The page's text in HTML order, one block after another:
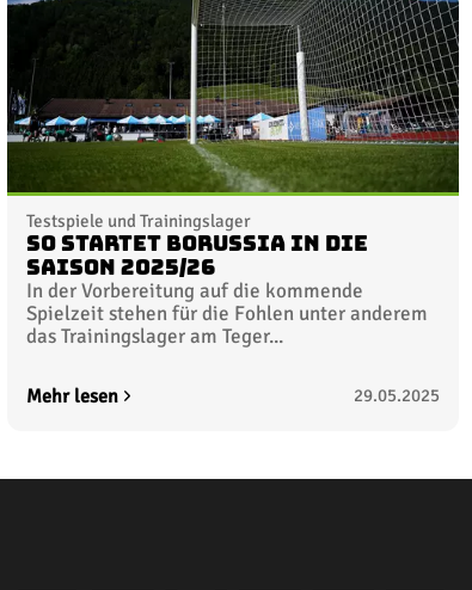
Testspiele und Trainingslager
So startet Borussia in die
Saison 2025/26
In der Vorbereitung auf die kommende
Spielzeit stehen für die Fohlen unter anderem
das Trainingslager am Teger...
Mehr lesen 29.05.2025